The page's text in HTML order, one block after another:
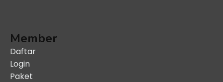
Member
Daftar
Login
Paket